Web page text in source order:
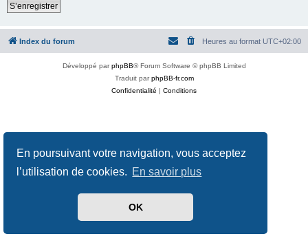
En poursuivant votre navigation, vous acceptez
l’utilisation de cookies. En savoir plus
OK
S’enregistrer
Index du forum Heures au format UTC+02:00
Développé parphpBB® Forum Software © phpBB Limited
Traduit parphpBB-fr.com
Confidentialité | Conditions